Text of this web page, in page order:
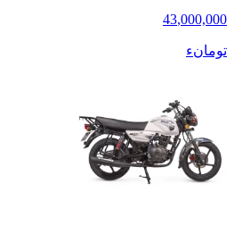
43,000,000
تومانء